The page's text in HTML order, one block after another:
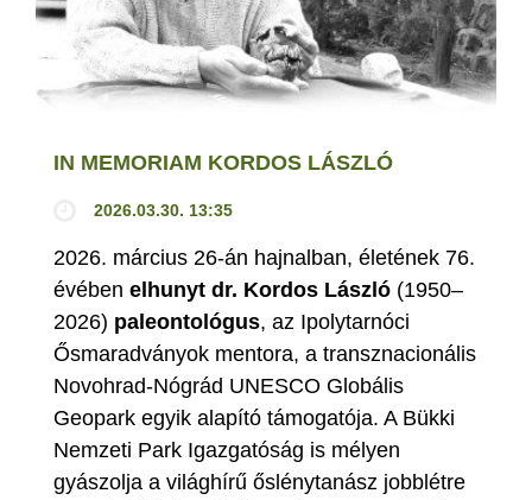
IN MEMORIAM KORDOS LÁSZLÓ
2026.03.30. 13:35
2026. március 26-án hajnalban, életének 76.
évében elhunyt dr. Kordos László (1950–
2026) paleontológus, az Ipolytarnóci
Ősmaradványok mentora, a transznacionális
Novohrad-Nógrád UNESCO Globális
Geopark egyik alapító támogatója. A Bükki
Nemzeti Park Igazgatóság is mélyen
gyászolja a világhírű őslénytanász jobblétre